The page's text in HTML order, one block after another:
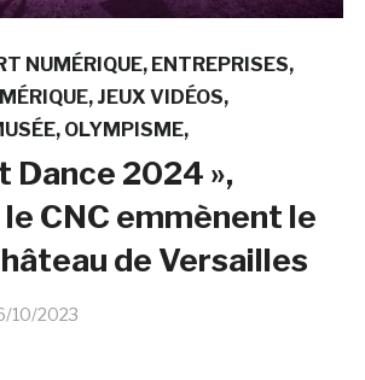
NUMÉRIQUE ENTREPRISES
JEUX VIDÉOS
OLYMPISME
Dance 2024 »,
CNC emmènent le
de Versailles
10/2023